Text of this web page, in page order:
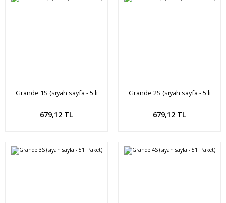
Grande 1S (siyah sayfa - 5'li
679,12 TL
Sepete Ekle
Grande 2S (siyah sayfa - 5'li
679,12 TL
Sepete Ekle